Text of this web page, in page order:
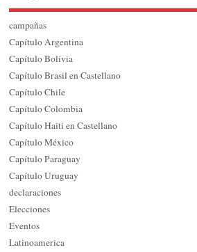
campañas
Capítulo Argentina
Capítulo Bolivia
Capítulo Brasil en Castellano
Capítulo Chile
Capítulo Colombia
Capítulo Haiti en Castellano
Capítulo México
Capítulo Paraguay
Capítulo Uruguay
declaraciones
Elecciones
Eventos
Latinoamerica